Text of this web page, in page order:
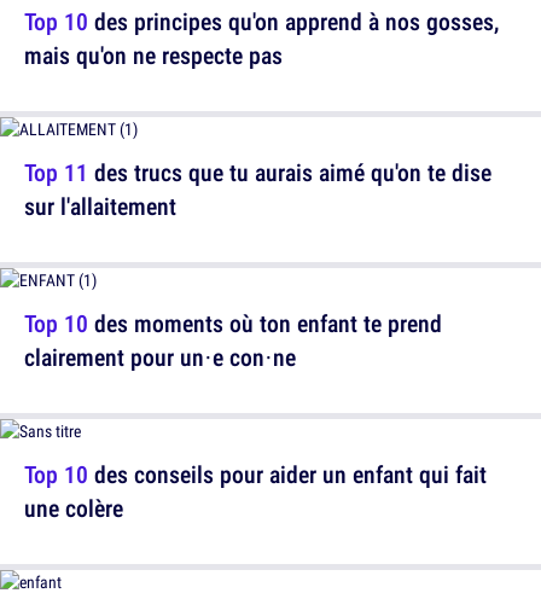
Top 11 des trucs que tu aurais aimé qu'on te dise
sur l'allaitement
Top 10 des conseils pour aider un enfant qui fait
une colère
Top 10 des principes qu'on apprend à nos gosses,
mais qu'on ne respecte pas
Top 10 des moments où ton enfant te prend
clairement pour un·e con·ne